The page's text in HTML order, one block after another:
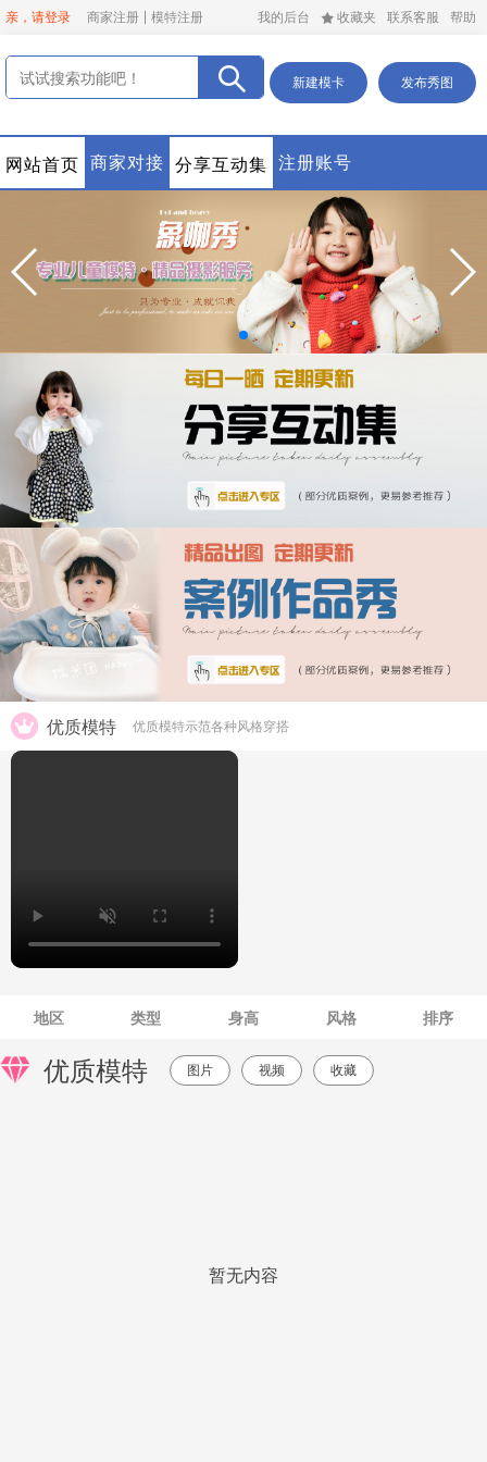
亲，请登录 商家注册 模特注册 我的后台 收藏夹 联系客服 帮助
新建模卡 发布秀图
网站首页 商家对接 分享互动集 注册账号
优质模特 优质模特示范各种风格穿搭
地区 类型 身高 风格 排序
优质模特 图片 视频 收藏
暂无内容